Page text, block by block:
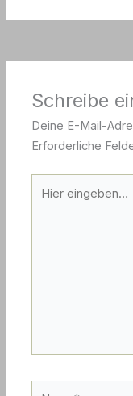
Schreibe
Deine E-Mail-
Erforderliche
eingeben…